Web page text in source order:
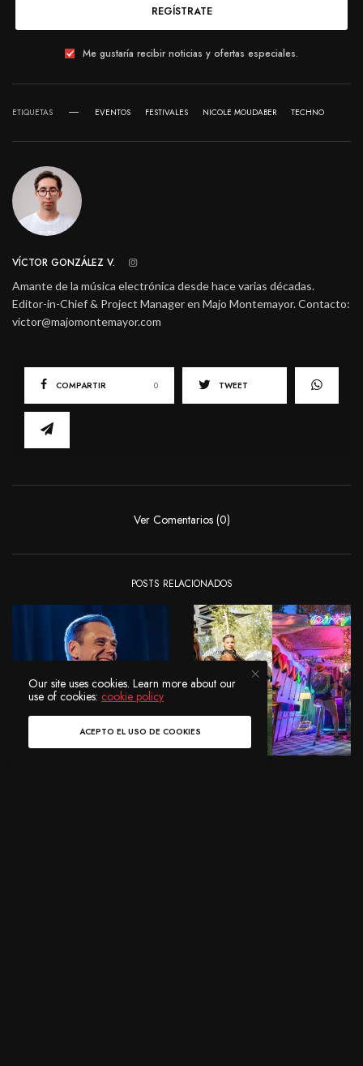
REGÍSTRATE
Me gustaría recibir noticias y ofertas especiales.
ETIQUETAS EVENTOS FESTIVALES NICOLE MOUDABER TECHNO
VÍCTOR GONZÁLEZ V.
Amante de la música electrónica desde hace varias décadas.
Editor-in-Chief & Project Manager en Majo Montemayor. Contacto:
victor@majomontemayor.com
COMPARTIR 0 TWEET
Ver Comentarios (0)
POSTS RELACIONADOS
Our site uses cookies. Learn more about our
use of cookies:cookie policy
ACEPTO EL USO DE COOKIES